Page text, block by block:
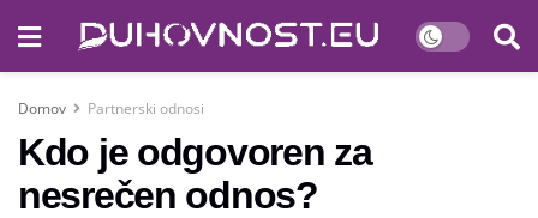
Domov Partnerski odnosi
Kdo je odgovoren za
nesrečen odnos?